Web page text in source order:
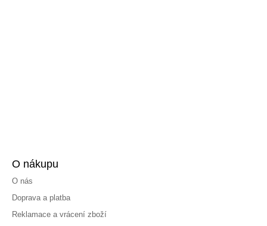
O nákupu
O nás
Doprava a platba
Reklamace a vrácení zboží